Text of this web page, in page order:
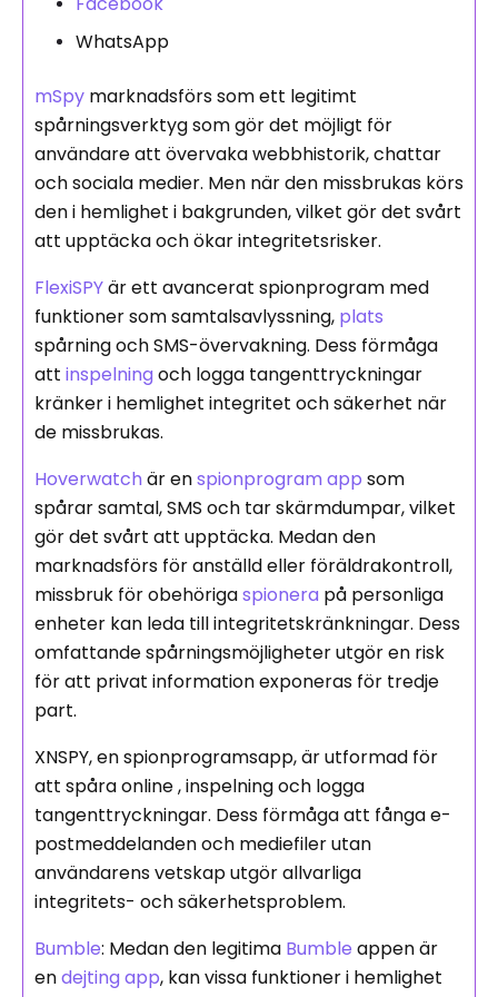
WhatsApp
mSpy marknadsförs som ett legitimt
spårningsverktyg som gör det möjligt för
användare att övervaka webbhistorik, chattar
och sociala medier. Men när den missbrukas körs
den i hemlighet i bakgrunden, vilket gör det svårt
att upptäcka och ökar integritetsrisker.
FlexiSPYär ett avancerat spionprogram med
funktioner som samtalsavlyssning, plats
spårning och SMS-övervakning. Dess förmåga
att inspelning och logga tangenttryckningar
kränker i hemlighet integritet och säkerhet när
de missbrukas.
Hoverwatch är enspionprogram app som
spårar samtal, SMS och tar skärmdumpar, vilket
gör det svårt att upptäcka. Medan den
marknadsförs för anställd eller föräldrakontroll,
missbruk för obehörigaspionera på personliga
enheter kan leda till integritetskränkningar. Dess
omfattande spårningsmöjligheter utgör en risk
för att privat information exponeras för tredje
part.
XNSPY, en spionprogramsapp, är utformad för
att spåra online , inspelning och logga
tangenttryckningar. Dess förmåga att fånga e-
postmeddelanden och mediefiler utan
användarens vetskap utgör allvarliga
integritets- och säkerhetsproblem.
Bumble: Medan den legitima Bumble appen är
endejting app, kan vissa funktioner i hemlighet